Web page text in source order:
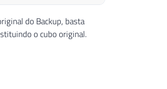
do Backup, basta
o cubo original.